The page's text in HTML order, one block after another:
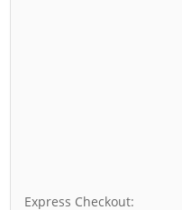
Express Checkout: